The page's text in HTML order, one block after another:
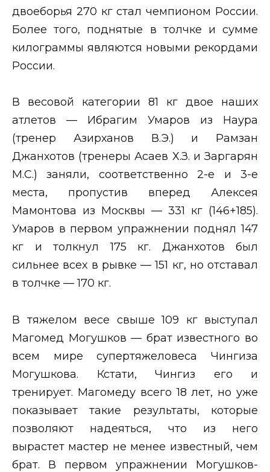
двоеборья 270 кг стал чемпионом России.
Более того, поднятые в толчке и сумме
килограммы являются новыми рекордами
России.
В весовой категории 81 кг двое наших
атлетов — Ибрагим Умаров из Наура
(тренер Азирханов В.Э.) и Рамзан
Джанхотов (тренеры Асаев Х.З. и Заргарян
М.С.) заняли, соответственно 2-е и 3-е
места, пропустив вперед Алексея
Мамонтова из Москвы — 331 кг (146+185).
Умаров в первом упражнении поднял 147
кг и толкнул 175 кг. Джанхотов был
сильнее всех в рывке — 151 кг, но отставал
в толчке — 170 кг.
В тяжелом весе свыше 109 кг выступал
Магомед Могушков — брат известного во
всем мире супертяжеловеса Чингиза
Могушкова. Кстати, Чингиз его и
тренирует. Магомеду всего 18 лет, но уже
показывает такие результаты, которые
позволяют надеяться, что из него
вырастет мастер не менее известный, чем
брат. В первом упражнении Могушков-